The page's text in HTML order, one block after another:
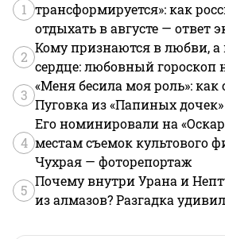
1 трансформируется»: как
отдыхать в августе — ответ
2
Кому признаются в любви, а
сердце: любовный гороскоп
3
«Меня бесила моя роль»:
Пуговка из «Папиных дочек»
4
Его номинировали на
местам съемок культового
Чухрая — фоторепортаж
5
Почему внутри Урана и
из алмазов? Разгадка